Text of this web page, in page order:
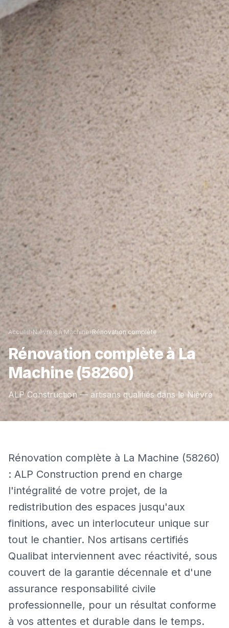
Accueil›Nièvre›La Machine›Rénovation complète
Rénovation complèteàLa
Machine(58260)
ALP Construction — artisans qualifiés dans le Nièvre
Rénovation complète à La Machine (58260)
: ALP Construction prend en charge
l'intégralité de votre projet, de la
redistribution des espaces jusqu'aux
finitions, avec un interlocuteur unique sur
tout le chantier. Nos artisans certifiés
Qualibat interviennent avec réactivité, sous
couvert de la garantie décennale et d'une
assurance responsabilité civile
professionnelle, pour un résultat conforme
à vos attentes et durable dans le temps.